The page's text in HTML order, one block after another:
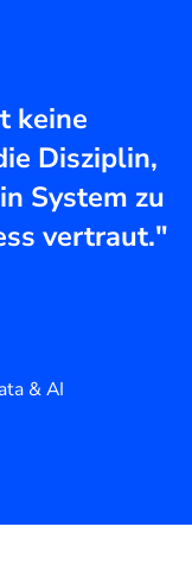
keine
Disziplin,
System zu
vertraut."
& AI